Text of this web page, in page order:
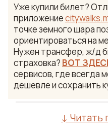
Уже купили билет?
приложение
точке земного шара
ориентироваться на
Нужен трансфер, ж/д
страховка? ВОТ
сервисов, где всегда
дешевле и сохранить
↓ Читать